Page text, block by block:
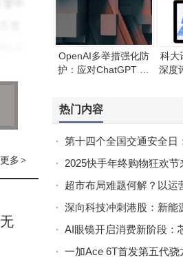
助
2
人
更多 >
OpenAI多举措强化防
护：应对ChatGPT Atl
科大
深度
热门内容
第十四个全国交通安全日：萝卜快跑以安全出行
2025快手年终购物狂欢节来袭，多主题活
超市布局难题何解？以运营智慧为钥，
深向科技冲刺港股：新能源重卡新势力，高
AI眼镜开启消费新阶段：芯片厂商竞逐
一加Ace 6T首发第五代骁龙8：多游戏满帧